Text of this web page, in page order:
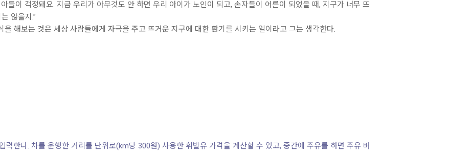
들이 걱정돼요. 지금 우리가 아무것도 안 하면 우리 아이가 노인이 되고, 손자들이 어른이 되었을 때, 지구가 너무 뜨
않을지.”
을 해보는 것은 세상 사람들에게 자극을 주고 뜨거운 지구에 대한 환기를 시키는 일이라고 그는 생각한다.
력한다. 차를 운행한 거리를 단위로(km당 300원) 사용한 휘발유 가격을 계산할 수 있고, 중간에 주유를 하면 주유 버